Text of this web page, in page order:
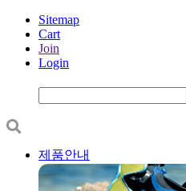
Sitemap
Cart
Join
Login
제품안내